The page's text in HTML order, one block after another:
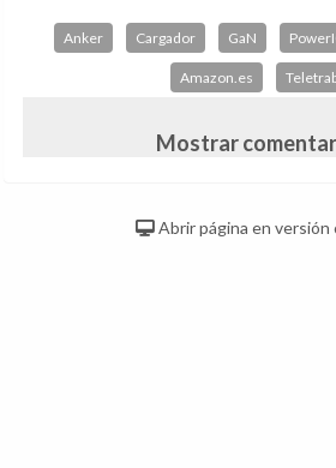
Anker Cargador GaN
Amazon.es
Mostrar
Abrir página en versión